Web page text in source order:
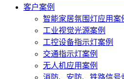
客户案例
智能家居氛围灯应用案
工业视觉光源案例
工控设备指示灯案例
交通指示灯案例
无人机应用案例
消防、安防、铁路信号